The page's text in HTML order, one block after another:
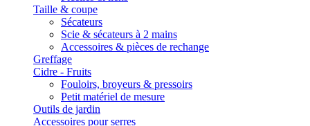
Taille & coupe
Sécateurs
Scie & sécateurs à 2 mains
Accessoires & pièces de rechange
Greffage
Cidre - Fruits
Fouloirs, broyeurs & pressoirs
Petit matériel de mesure
Outils de jardin
Accessoires pour serres